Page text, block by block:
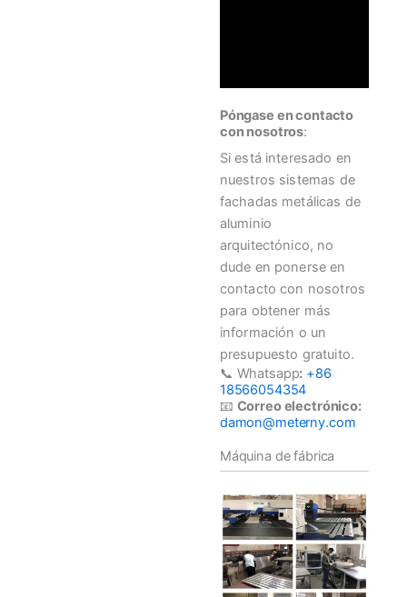
Póngase en contacto
con nosotros:
Si está interesado en
nuestros sistemas de
fachadas metálicas de
aluminio
arquitectónico, no
dude en ponerse en
contacto con nosotros
para obtener más
información o un
presupuesto gratuito.
📞 Whatsapp: +86
18566054354
📧 Correo electrónico:
damon@meterny.com
Máquina de fábrica